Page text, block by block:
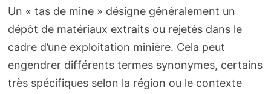
Un « tas de mine » désigne généralement un
dépôt de matériaux extraits ou rejetés dans le
cadre d’une exploitation minière. Cela peut
engendrer différents termes synonymes, certains
très spécifiques selon la région ou le contexte